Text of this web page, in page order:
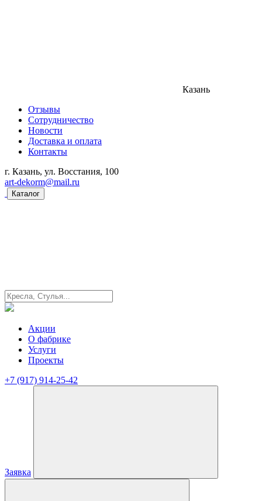
Казань
Отзывы
Сотрудничество
Новости
Доставка и оплата
Контакты
г. Казань, ул. Восстания, 100
art-dekorm@mail.ru
Каталог
Акции
О фабрике
Услуги
Проекты
+7 (917) 914-25-42
Заявка